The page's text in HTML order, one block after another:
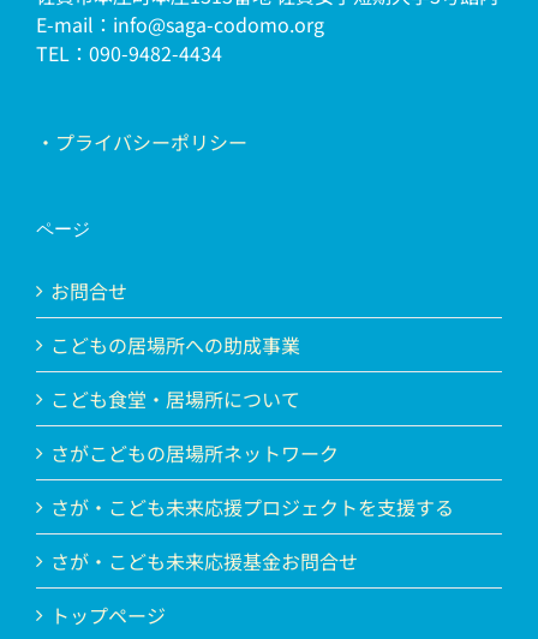
E-mail：info@saga-codomo.org
TEL：090-9482-4434
・プライバシーポリシー
ページ
お問合せ
こどもの居場所への助成事業
こども食堂・居場所について
さがこどもの居場所ネットワーク
さが・こども未来応援プロジェクトを支援する
さが・こども未来応援基金お問合せ
トップページ